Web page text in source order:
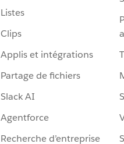
Listes
Clips
Applis et intégrations
Partage de fichiers
Slack AI
Agentforce
Recherche d’entreprise